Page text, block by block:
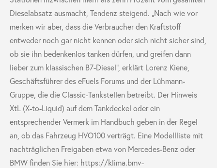
Dieselabsatz ausmacht, Tendenz steigend. „Nach wie vor
merken wir aber, dass die Verbraucher den Kraftstoff
entweder noch gar nicht kennen oder sich nicht sicher sind,
ob sie ihn bedenkenlos tanken dürfen, und greifen dann
lieber zum klassischen B7-Diesel“, erklärt Lorenz Kiene,
Geschäftsführer des eFuels Forums und der Lühmann-
Gruppe, die die Classic-Tankstellen betreibt. Der Hinweis
XtL (X-to-Liquid) auf dem Tankdeckel oder ein
entsprechender Vermerk im Handbuch geben in der Regel
an, ob das Fahrzeug HVO100 verträgt. Eine Modellliste mit
nachträglichen Freigaben etwa von Mercedes-Benz oder
BMW finden Sie hier: https://klima.bmv-